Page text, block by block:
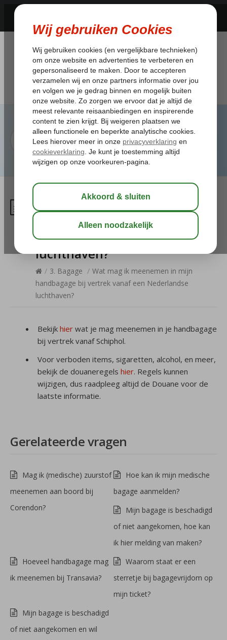
Wat mag ik meenemen in
mijn handbagage bij vertrek
vanaf een Nederlandse
luchthaven?
/ 3. Bagage / Wat mag ik meenemen in mijn
handbagage bij vertrek vanaf een Nederlandse
luchthaven?
Bekijk hier wat je mag meenemen in je handbagage
bij vertrek vanaf Schiphol.
Voor verboden items, sigaretten, alcohol, en meer,
bekijk de douaneregels hier. Regels kunnen
wijzigen, dus raadpleeg altijd de Douane voor de
laatste informatie.
Gerelateerde vragen
Mag ik (medische) zuurstof
meenemen aan boord bij
Corendon?
Hoe kan ik mijn medische
bagage aanmelden?
Mijn bagage is beschadigd
of niet aangekomen, hoe kan
ik hier melding van maken?
Hoeveel handbagage mag
ik meenemen bij Transavia?
Waarom staat er een
sterretje bij bagagevrijdom op
mijn ticket?
Mijn bagage is beschadigd
of niet aangekomen en wil